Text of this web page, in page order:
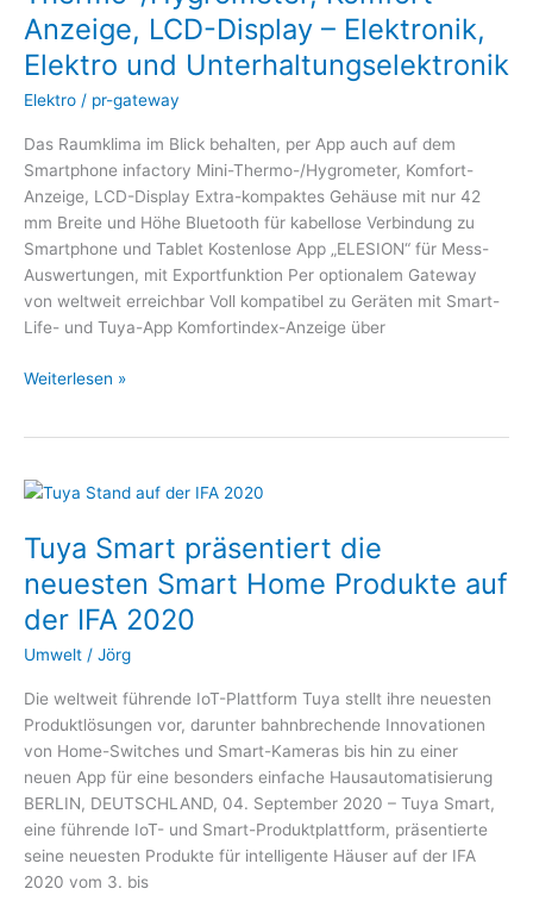
Anzeige, LCD-Display – Elektronik,
Elektro und Unterhaltungselektronik
Elektro / pr-gateway
Das Raumklima im Blick behalten, per App auch auf dem
Smartphone infactory Mini-Thermo-/Hygrometer, Komfort-
Anzeige, LCD-Display Extra-kompaktes Gehäuse mit nur 42
mm Breite und Höhe Bluetooth für kabellose Verbindung zu
Smartphone und Tablet Kostenlose App „ELESION“ für Mess-
Auswertungen, mit Exportfunktion Per optionalem Gateway
von weltweit erreichbar Voll kompatibel zu Geräten mit Smart-
Life- und Tuya-App Komfortindex-Anzeige über
Weiterlesen »
Tuya Smart präsentiert die
neuesten Smart Home Produkte auf
der IFA 2020
Umwelt / Jörg
Die weltweit führende IoT-Plattform Tuya stellt ihre neuesten
Produktlösungen vor, darunter bahnbrechende Innovationen
von Home-Switches und Smart-Kameras bis hin zu einer
neuen App für eine besonders einfache Hausautomatisierung
BERLIN, DEUTSCHLAND, 04. September 2020 – Tuya Smart,
eine führende IoT- und Smart-Produktplattform, präsentierte
seine neuesten Produkte für intelligente Häuser auf der IFA
2020 vom 3. bis
Tuya
präsentiert
neuesten
Smart
Home
auf
der
IFA
2020